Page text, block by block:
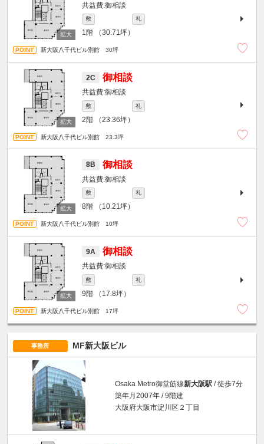
御相談
敷 礼
1階 （30.71坪）
新大阪八千代ビル別館 30坪
2C 御相談
御相談
敷 礼
2階 （23.36坪）
新大阪八千代ビル別館 23.3坪
8B 御相談
御相談
敷 礼
8階 （10.21坪）
新大阪八千代ビル別館 10坪
9A 御相談
御相談
敷 礼
9階 （17.8坪）
新大阪八千代ビル別館 17坪
事務所 MF新大阪ビル
Osaka Metro御堂筋線新大阪駅 / 徒歩7分
築年月2007年 / 9階建
大阪府大阪市淀川区２丁目